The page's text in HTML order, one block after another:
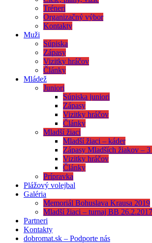
Tréneri
Organizačný výbor
Kontakty
Muži
Súpiska
Zápasy
Vizitky hráčov
Články
Mládež
Juniori
Súpiska juniori
Zápasy
Vizitky hráčov
Články
Mladší žiaci
Mladší žiaci – káder
Zápasy Mladších žiakov –
Vizitky hráčov
Články
Prípravka
Plážový volejbal
Galéria
Memoriál Bohuslava Krausa 2019
Mladší žiaci – turnaj BB 26.2.2017
Partneri
Kontakty
dobromat.sk – Podporte nás